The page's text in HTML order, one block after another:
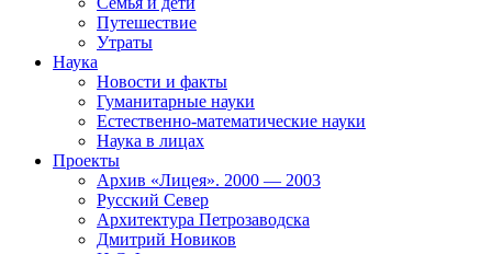
Путешествие
Утраты
Наука
Новости и факты
Гуманитарные науки
Естественно-математические науки
Наука в лицах
Проекты
Архив «Лицея». 2000 — 2003
Русский Север
Архитектура Петрозаводска
Дмитрий Новиков